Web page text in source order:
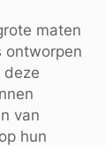
maten
ontworpen
deze
van
hun